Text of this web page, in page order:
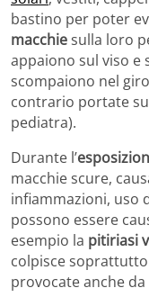
bastino per poter
macchiesulla loro
appaiono sul viso
scompaiono nel
contrario portate
pediatra).
Durante l’
macchie scure,
infiammazioni, uso
possono essere
esempio la pitiriasi
colpisce
provocate anche